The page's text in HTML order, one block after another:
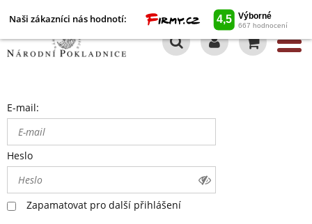
Naši zákazníci nás hodnotí:
E-mail:
Heslo
Zapamatovat pro další přihlášení